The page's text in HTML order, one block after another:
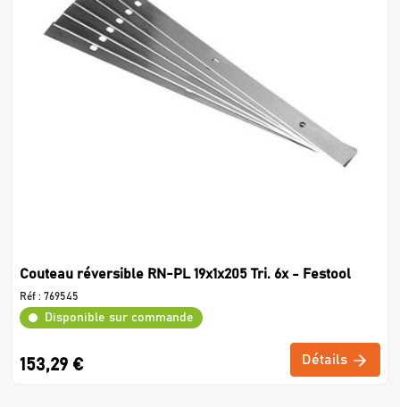
Couteau réversible RN-PL 19x1x205 Tri. 6x - Festool
Réf : 769545
Disponible sur commande
153,29 € Détails